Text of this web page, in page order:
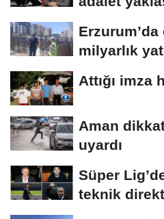
milyarlık
Attığı imza
Aman
uyardı
Süper
teknik